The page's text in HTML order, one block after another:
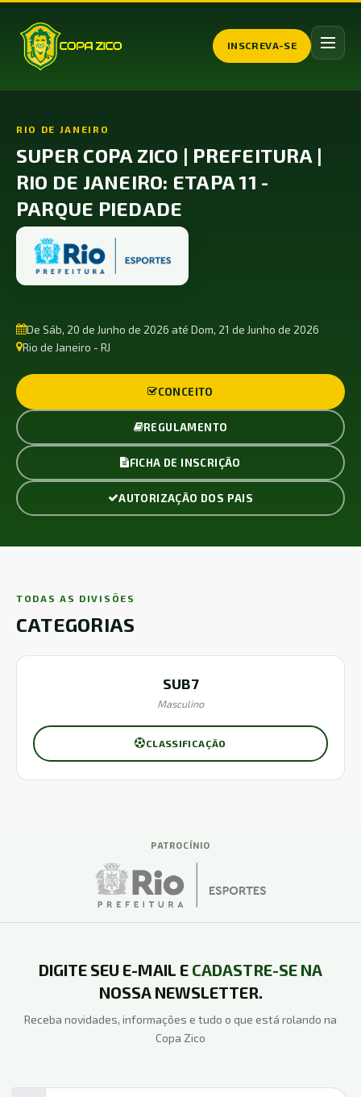
INSCREVA-SE
RIO DE JANEIRO
SUPER COPA ZICO | PREFEITURA |
RIO DE JANEIRO: ETAPA 11 -
PARQUE PIEDADE
De Sáb, 20 de Junho de 2026 até Dom, 21 de Junho de 2026
Rio de Janeiro - RJ
CONCEITO
REGULAMENTO
FICHA DE INSCRIÇÃO
AUTORIZAÇÃO DOS PAIS
TODAS AS DIVISÕES
CATEGORIAS
SUB7
Masculino
CLASSIFICAÇÃO
PATROCÍNIO
DIGITE SEU E-MAIL E CADASTRE-SE NA
NOSSA NEWSLETTER.
Receba novidades, informações e tudo o que está rolando na
Copa Zico